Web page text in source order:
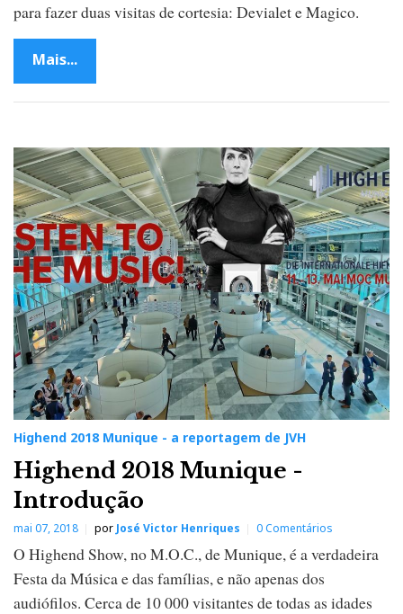
para fazer duas visitas de cortesia: Devialet e Magico.
Mais...
Highend 2018 Munique - a reportagem de JVH
Highend 2018 Munique -
Introdução
mai 07, 2018 por José Victor Henriques 0 Comentários
O Highend Show, no M.O.C., de Munique, é a verdadeira
Festa da Música e das famílias, e não apenas dos
audiófilos. Cerca de 10 000 visitantes de todas as idades